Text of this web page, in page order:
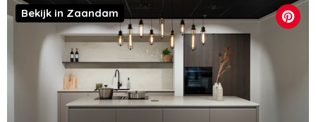
Bekijk in Zaandam